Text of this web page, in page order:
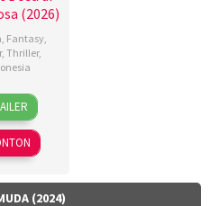
(2026)
, Fantasy,
,Thriller,
18
Mar
2026
Azhar
Kinoi
Lubis,
Hollynov
Mutia(2024)